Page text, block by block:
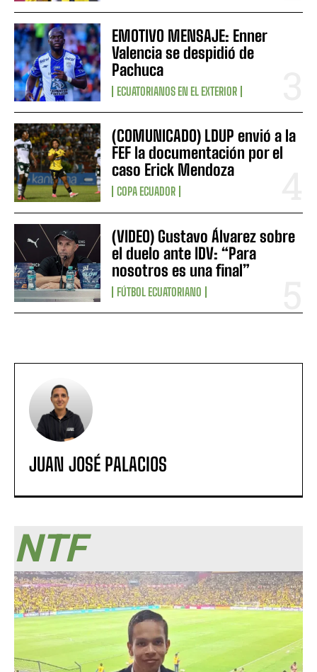
EMOTIVO MENSAJE: Enner
Valencia se despidió de
Pachuca
ECUATORIANOS EN EL EXTERIOR
(COMUNICADO) LDUP envió a la
FEF la documentación por el
caso Erick Mendoza
COPA ECUADOR
(VIDEO) Gustavo Álvarez sobre
el duelo ante IDV: “Para
nosotros es una final”
FÚTBOL ECUATORIANO
JUAN JOSÉ PALACIOS
NTF